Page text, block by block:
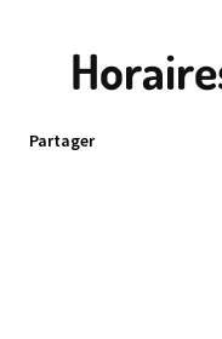
Partager